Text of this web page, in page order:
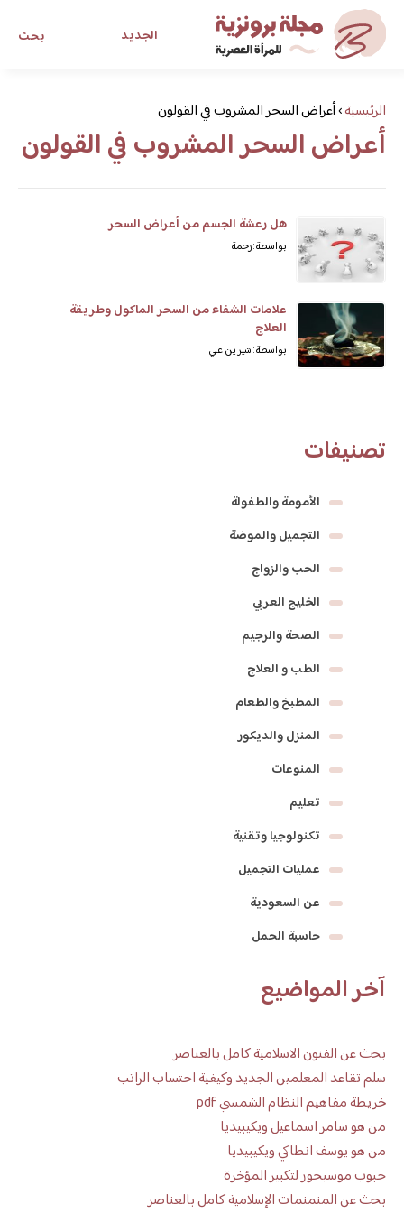
بحث الجديد
مجلة برونزية للفتاة العصرية
ابحث عن أي موضوع يهمك
الرئيسية›أعراض السحر المشروب في القولون
أعراض السحر المشروب في القولون
هل رعشة الجسم من أعراض السحر
بواسطة: رحمة
علامات الشفاء من السحر الماكول وطريقة
العلاج
بواسطة: شيرين علي
تصنيفات
الأمومة والطفولة
التجميل والموضة
الحب والزواج
الخليج العربي
الصحة والرجيم
الطب و العلاج
المطبخ والطعام
المنزل والديكور
المنوعات
تعليم
تكنولوجيا وتقنية
عمليات التجميل
عن السعودية
حاسبة الحمل
آخر المواضيع
بحث عن الفنون الاسلامية كامل بالعناصر
سلم تقاعد المعلمين الجديد وكيفية احتساب الراتب
خريطة مفاهيم النظام الشمسي pdf
من هو سامر اسماعيل ويكيبيديا
من هو يوسف انطاكي ويكيبيديا
حبوب موسيجور لتكبير المؤخرة
بحث عن المنمنمات الإسلامية كامل بالعناصر